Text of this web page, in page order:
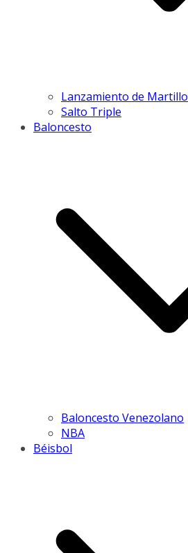
Lanzamiento de Martillo
Salto Triple
Baloncesto
Baloncesto Venezolano
NBA
Béisbol